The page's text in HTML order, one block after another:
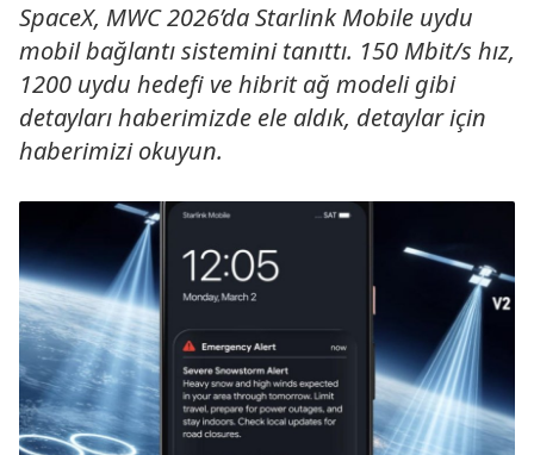
SpaceX, MWC 2026’da Starlink Mobile uydu
mobil bağlantı sistemini tanıttı. 150 Mbit/s hız,
1200 uydu hedefi ve hibrit ağ modeli gibi
detayları haberimizde ele aldık, detaylar için
haberimizi okuyun.